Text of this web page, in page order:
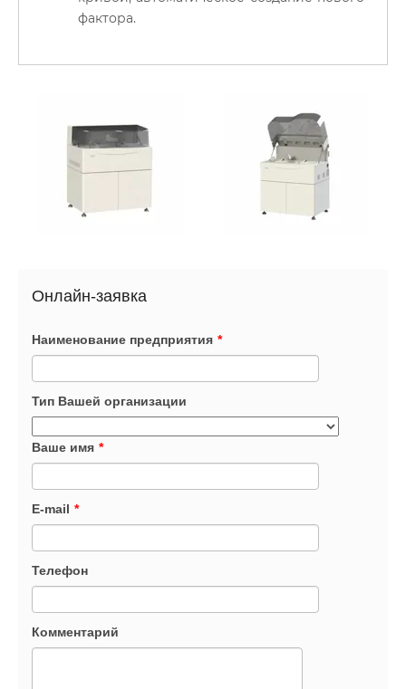
фактора.
Онлайн-заявка
Наименование предприятия *
Тип Вашей организации
Ваше имя *
E-mail *
Телефон
Комментарий